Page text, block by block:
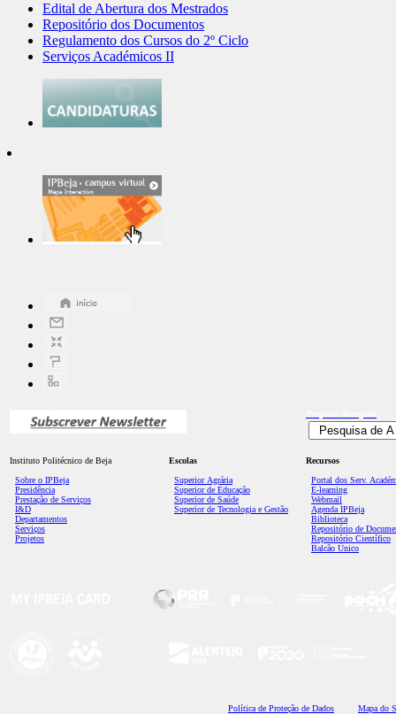
Edital de Abertura dos Mestrados
Repositório dos Documentos
Regulamento dos Cursos do 2º Ciclo
Serviços Académicos II
Instituto Politécnico de Beja
Sobre o IPBeja
Presidência
Prestação de Serviços
I&D
Departamentos
Serviços
Projetos
Escolas
Superior Agrária
Superior de Educação
Superior de Saúde
Superior de Tecnologia e Gestão
Recursos
Portal dos Serv.
E-learning
Webmail
Agenda IPBeja
Biblioteca
Repositório de
Repositório Científico
Balcão Único
Política de Proteção de Dados Mapa do